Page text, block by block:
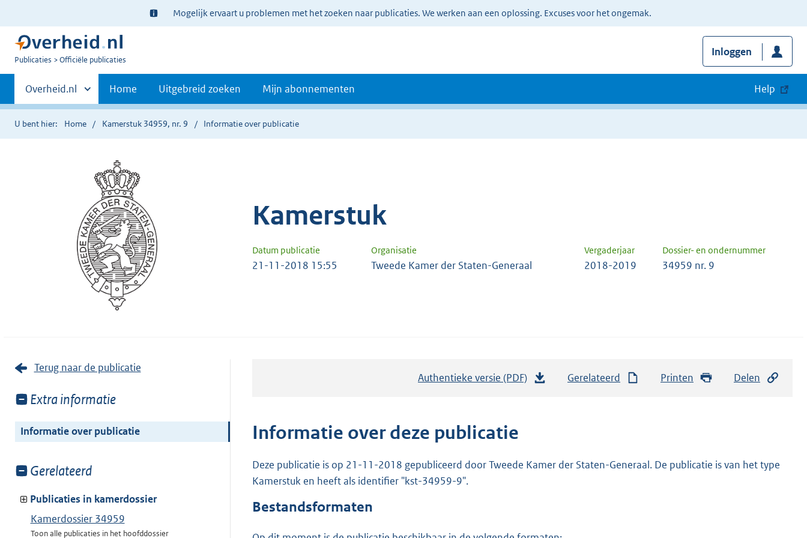
Ter
informatie:
Mogelijk ervaart u problemen met het zoeken naar publicaties. We werken aan een oplossing. Excuses voor het ongemak.
U
Publicaties Officiële publicaties
Inloggen
Primaire
navigatie
Andere
sites
binnen
Overheid.nl Home Uitgebreid zoeken Mijn abonnementen Help
U bent hier: Home Kamerstuk 34959, nr. 9 Informatie over publicatie
Kamerstuk
Datum publicatie Organisatie Vergaderjaar Dossier- en ondernummer
21-11-2018 15:55 Tweede Kamer der Staten-Generaal 2018-2019 34959 nr. 9
Terug naar de publicatie
Toon
van:
Extra informatie
Informatie over publicatie
Toon
van:
Gerelateerd
Publicaties in kamerdossier
Kamerdossier 34959
Toon alle publicaties in het hoofddossier
Authentieke versie (PDF)
n
Gerelateerd Printen Delen
Informatie over deze publicatie
Deze publicatie is op 21-11-2018 gepubliceerd door Tweede Kamer der Staten-Generaal. De publicatie is van het type
Kamerstuk en heeft als identifier "kst-34959-9".
Bestandsformaten